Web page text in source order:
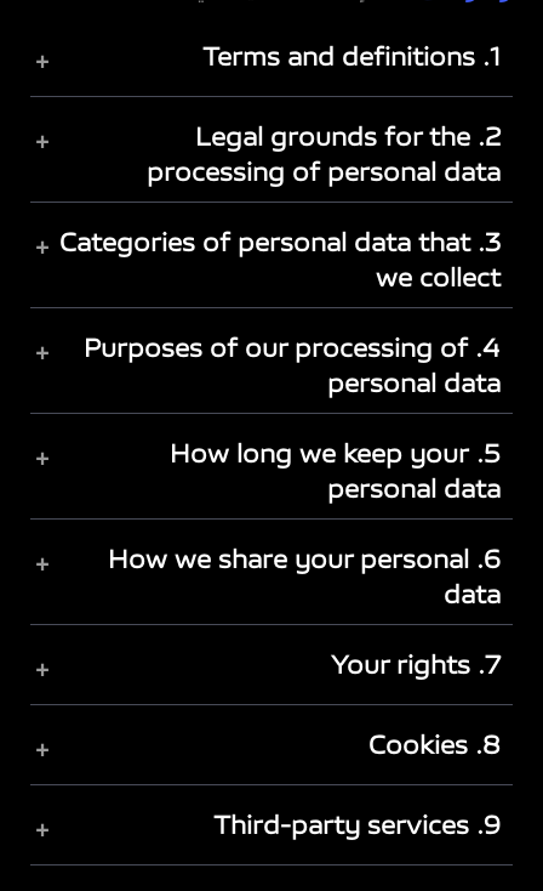
1. Terms and definitions
+
2. Legal grounds for the
processing of personal data
+
3. Categories of personal data that
we collect
+
4. Purposes of our processing of
personal data
+
5. How long we keep your
personal data
+
6. How we share your personal
data
+
7. Your rights
+
8. Cookies
+
9. Third-party services
+